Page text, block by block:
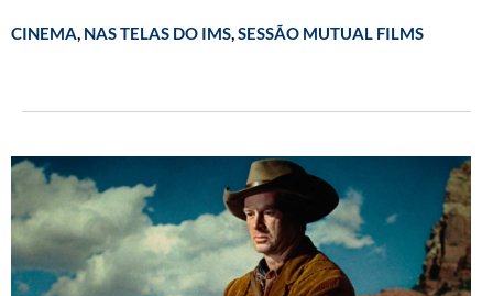
CINEMA, NAS TELAS DO IMS,SESSÃO MUTUAL FILMS